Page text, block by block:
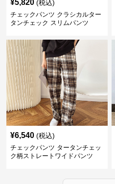
¥5,820 (税込)
チェックパンツ クラシカルター
タンチェック スリムパンツ
¥6,540 (税込)
チェックパンツ タータンチェッ
ク柄ストレートワイドパンツ